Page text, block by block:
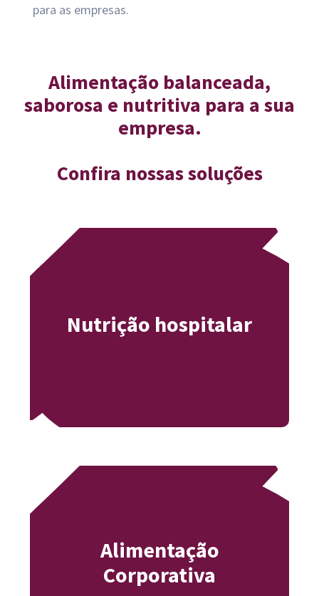
para as empresas.
Alimentação balanceada,
saborosa e nutritiva para a sua
empresa.
Confira nossas soluções
Nutrição hospitalar
Alimentação
Corporativa